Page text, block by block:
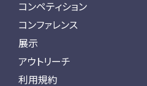
コンペティション
コンファレンス
展示
アウトリーチ
利用規約